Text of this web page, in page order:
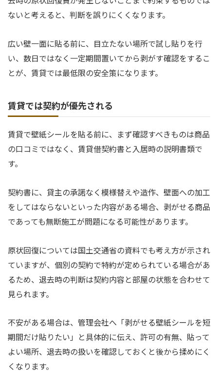
ないと考えると、判断を誤りにくくなります。
広い壁一面に貼る前に、目立たない場所で試し貼りを行
い、数日ではなく一定期間置いてから剥がす確認をするこ
とが、賃貸では最低限の安全策になります。
賃貸では契約が優先される
賃貸で壁紙シールを貼る前に、まず確認すべきものは商品
の口コミではなく、賃貸借契約書と入居時の説明書類で
す。
契約書に、貸主の承諾なく模様替えや造作、壁面への加工
をしてはならないといった内容がある場合、剥がせる商品
であっても無断施工が問題になる可能性があります。
原状回復については国土交通省の資料でも考え方が示され
ていますが、個別の契約で特約が定められている場合があ
るため、退去時の判断は契約内容と部屋の状態を合わせて
見られます。
不安がある場合は、管理会社へ「剥がせる壁紙シールを短
期間だけ貼りたい」と具体的に伝え、許可の有無、貼って
よい場所、退去時の扱いを確認しておくと後から揉めにく
くなります。